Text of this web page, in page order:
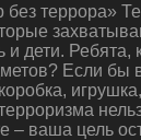
террора»
дети. Ребята,
Если
– ваша цель